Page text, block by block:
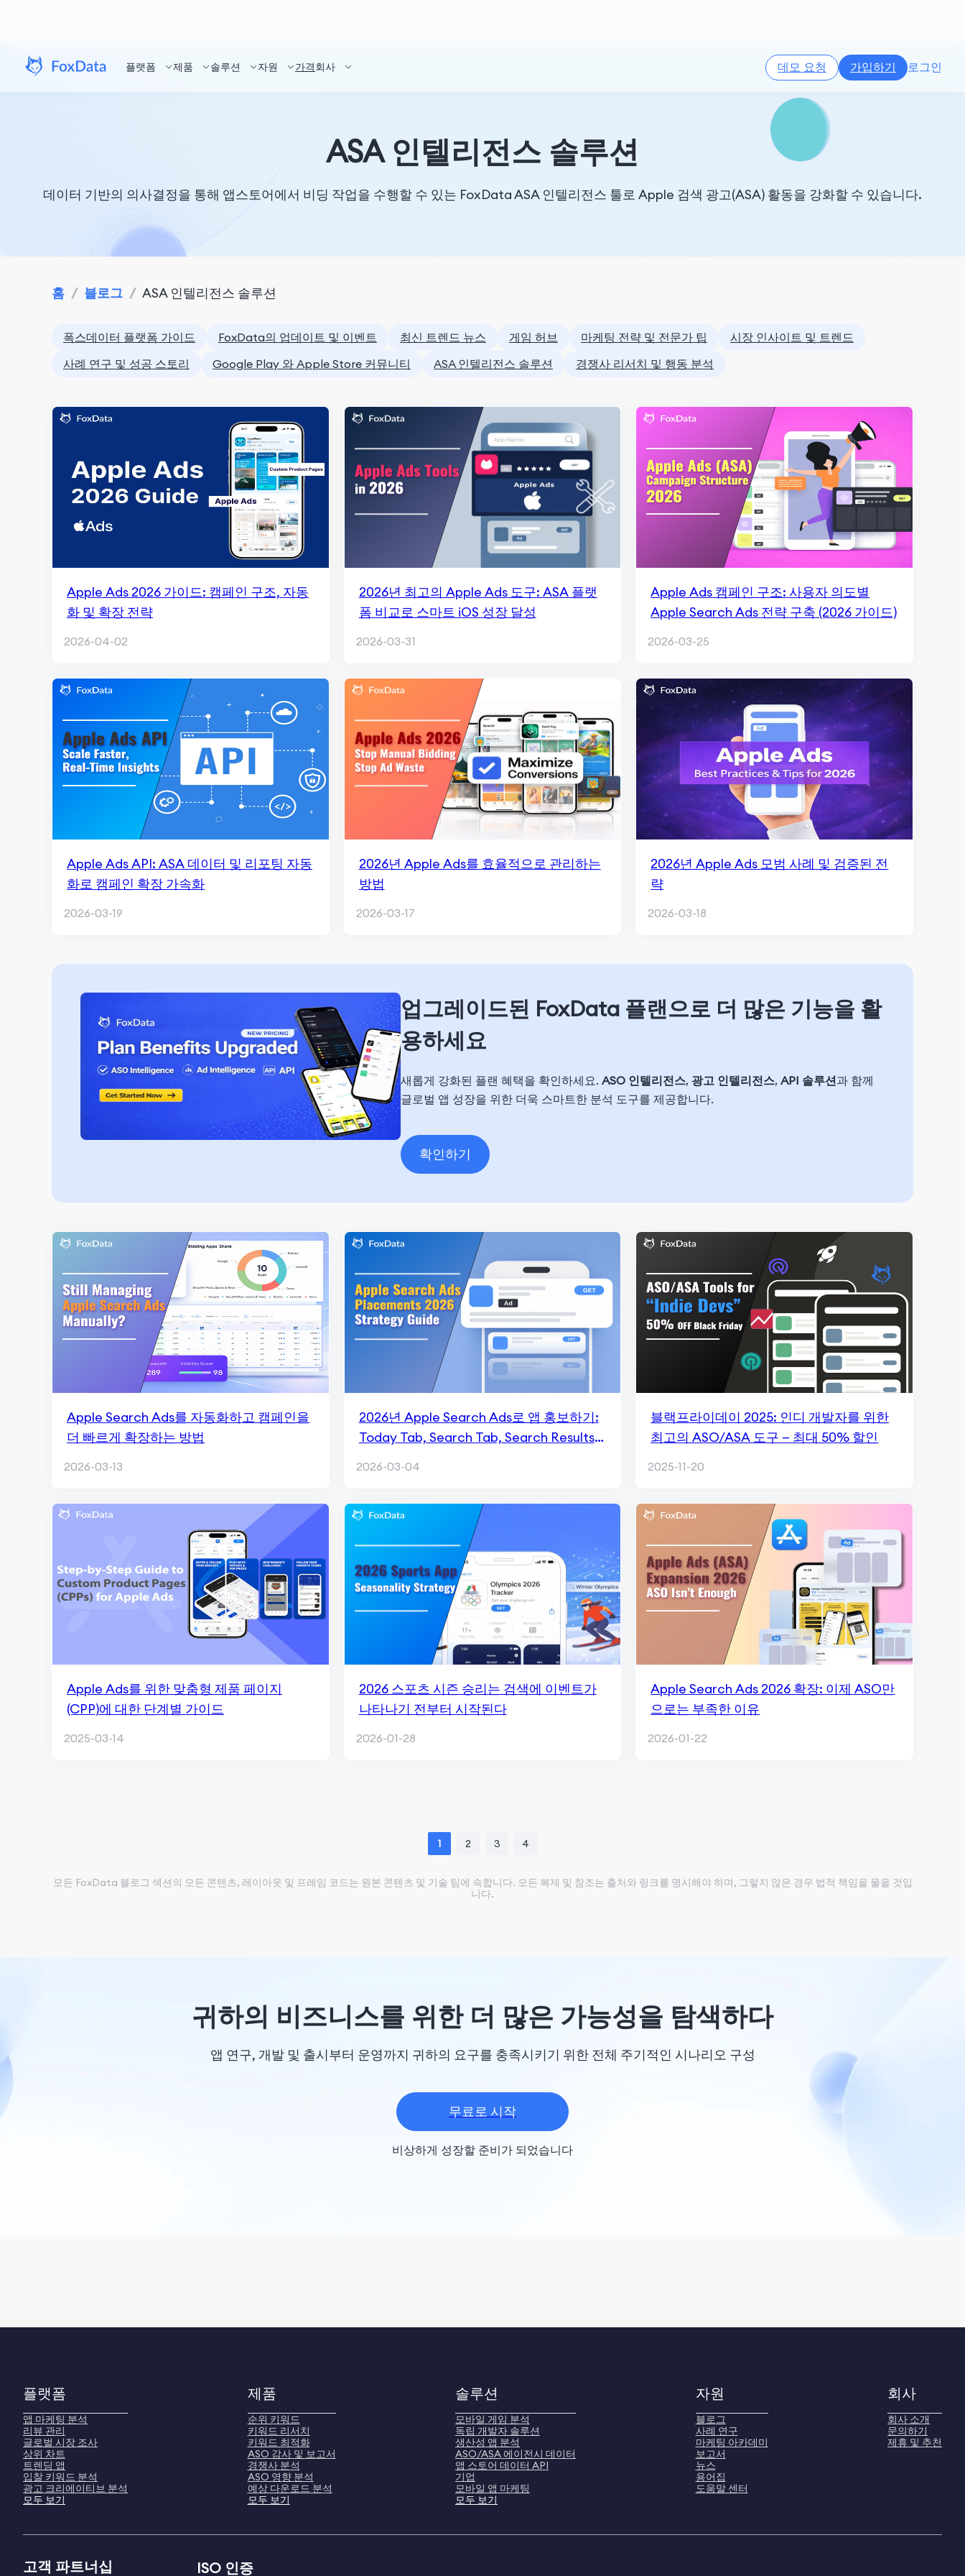
플랫폼 제품 솔루션 자원 가격회사 데모 요청 가입하기 로그인
ASA 인텔리전스 솔루션
데이터 기반의 의사결정을 통해 앱스토어에서 비딩 작업을 수행할 수 있는 FoxData ASA 인텔리전스 툴로 Apple 검색 광고(ASA) 활동을 강화할 수 있습니다.
홈 / 블로그 / ASA 인텔리전스 솔루션
폭스데이터 플랫폼 가이드 FoxData의 업데이트 및 이벤트 최신 트렌드 뉴스 게임 허브 마케팅 전략 및 전문가 팁
시장 인사이트 및 트렌드
사례 연구 및 성공 스토리
Google Play 와 Apple Store 커뮤니티 ASA 인텔리전스 솔루션 경쟁사 리서치 및 행동 분석
Apple Ads 2026 가이드: 캠페인 구조, 자동
화 및 확장 전략
2026-04-02
2026년 최고의 Apple Ads 도구: ASA 플랫
폼 비교로 스마트 iOS 성장 달성
2026-03-31
Apple Ads 캠페인 구조: 사용자 의도별
Apple Search Ads 전략 구축 (2026 가이드)
2026-03-25
Apple Ads API: ASA 데이터 및 리포팅 자동
화로 캠페인 확장 가속화
2026-03-19
2026년 Apple Ads를 효율적으로 관리하는
방법
2026-03-17
2026년 Apple Ads 모범 사례 및 검증된 전
략
2026-03-18
업그레이드된 FoxData 플랜으로 더 많은 기능을 활
용하세요
새롭게 강화된 플랜 혜택을 확인하세요. ASO 인텔리전스, 광고 인텔리전스, API 솔루션과 함께
글로벌 앱 성장을 위한 더욱 스마트한 분석 도구를 제공합니다.
확인하기
Apple Search Ads를 자동화하고 캠페인을
더 빠르게 확장하는 방법
2026-03-13
2026년 Apple Search Ads로 앱 홍보하기:
Today Tab, Search Tab, Search Results
2026-03-04
블랙프라이데이 2025: 인디 개발자를 위한
최고의 ASO/ASA 도구 — 최대 50% 할인
2025-11-20
Apple Ads를 위한 맞춤형 제품 페이지
(CPP)에 대한 단계별 가이드
2025-03-14
2026 스포츠 시즌 승리는 검색에 이벤트가
나타나기 전부터 시작된다
2026-01-28
Apple Search Ads 2026 확장: 이제 ASO만
으로는 부족한 이유
2026-01-22
1 2 3 4
모든 FoxData 블로그 섹션의 모든 콘텐츠, 레이아웃 및 프레임 코드는 원본 콘텐츠 및 기술 팀에 속합니다. 모든 복제 및 참조는 출처와 링크를 명시해야 하며, 그렇지 않은 경우 법적 책임을 물을 것입
니다.
귀하의 비즈니스를 위한 더 많은 가능성을 탐색하다
앱 연구, 개발 및 출시부터 운영까지 귀하의 요구를 충족시키기 위한 전체 주기적인 시나리오 구성
무료로 시작
비상하게 성장할 준비가 되었습니다
플랫폼
앱 마케팅 분석
리뷰 관리
글로벌 시장 조사
상위 차트
트렌딩 앱
입찰 키워드 분석
광고 크리에이티브 분석
모두 보기
제품
순위 키워드
키워드 리서치
키워드 최적화
ASO 감사 및 보고서
경쟁사 분석
ASO 영향 분석
예상 다운로드 분석
모두 보기
솔루션
모바일 게임 분석
독립 개발자 솔루션
생산성 앱 분석
ASO/ASA 에이전시 데이터
앱 스토어 데이터 API
기업
모바일 앱 마케팅
모두 보기
자원
블로그
사례 연구
마케팅 아카데미
보고서
뉴스
용어집
도움말 센터
회사
회사 소개
문의하기
제휴 및 추천
고객 파트너십 ISO 인증